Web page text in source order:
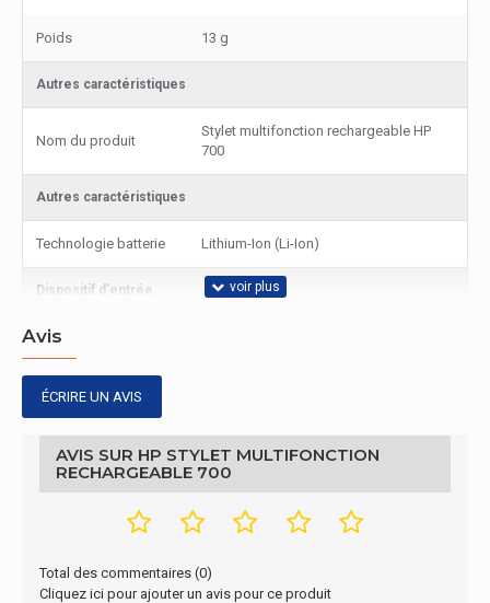
Poids 13 g
Autres caractéristiques
Nom du produit
Stylet multifonction rechargeable HP
700
Autres caractéristiques
Technologie batterie Lithium-Ion (Li-Ion)
Dispositif d'entrée
Quantité de boutons
l'emballage
76 mm
Profondeur de
168 mm
Hauteur de
l'emballage
30 mm
Avis
ÉCRIRE UN AVIS
AVIS SUR HP STYLET MULTIFONCTION
RECHARGEABLE 700
Total des commentaires (0)
Cliquez ici pour ajouter un avis pour ce produit